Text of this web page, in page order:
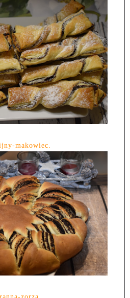
makowiec.